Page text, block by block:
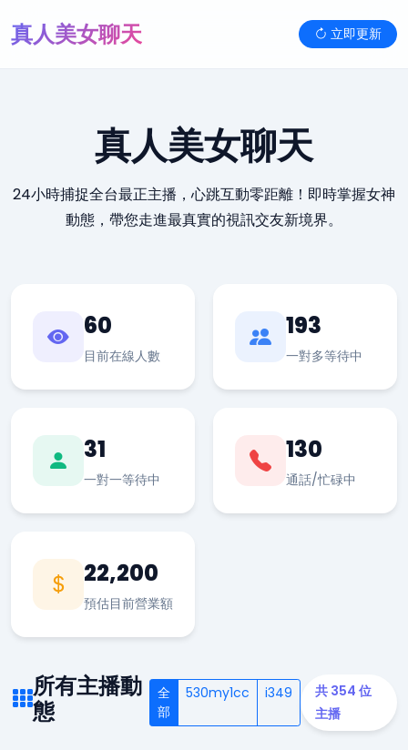
真人美女聊天 立即更新
真人美女聊天
24小時捕捉全台最正主播，心跳互動零距離！即時掌握女神
動態，帶您走進最真實的視訊交友新境界。
60
目前在線人數
193
一對多等待中
31
一對一等待中
130
通話/忙碌中
22,200
預估目前營業額
所有主播動
態
全
部
530my1cc i349
共 354 位
主播